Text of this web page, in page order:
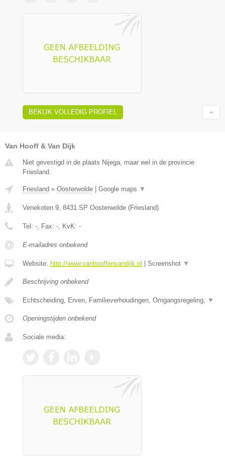
BEKIJK VOLLEDIG PROFIEL
Van Hooff & Van Dijk
Niet gevestigd in de plaats Nijega, maar wel in de provincie
Friesland.
Friesland » Oosterwolde Google maps ▼
Venekoten 9, 8431 SP Oosterwolde (Friesland)
Tel: -, Fax: -, KvK: -
E-mailadres onbekend
Website: http://www.vanhooffenvandijk.nl Screenshot ▼
Beschrijving onbekend
Echtscheiding, Erven, Familieverhoudingen, Omgangsregeling, ▼
Openingstijden onbekend
Sociale media: